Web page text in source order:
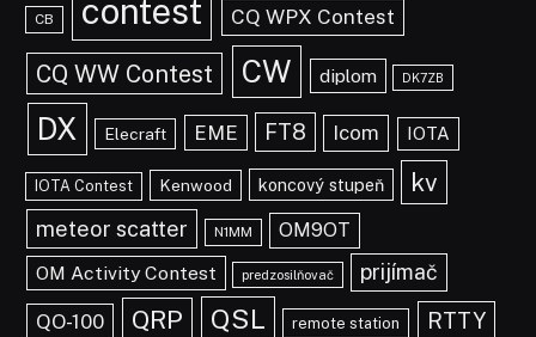
CB contest CQ WPX Contest
CQ WW Contest CW diplom DK7ZB
DX Elecraft EME FT8 Icom IOTA
IOTA Contest Kenwood koncový stupeň kv
meteor scatter N1MM
OM9OT
OM Activity Contest
predzosilňovač prijímač
QO-100 QRP QSL remote station RTTY